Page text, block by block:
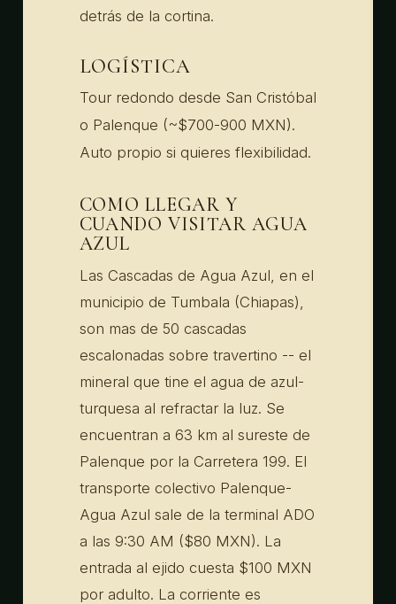
detrás de la cortina.
LOGÍSTICA
Tour redondo desde San Cristóbal
o Palenque (~$700-900 MXN).
Auto propio si quieres flexibilidad.
COMO LLEGAR Y
CUANDO VISITAR AGUA
AZUL
Las Cascadas de Agua Azul, en el
municipio de Tumbala (Chiapas),
son mas de 50 cascadas
escalonadas sobre travertino -- el
mineral que tine el agua de azul-
turquesa al refractar la luz. Se
encuentran a 63 km al sureste de
Palenque por la Carretera 199. El
transporte colectivo Palenque-
Agua Azul sale de la terminal ADO
a las 9:30 AM ($80 MXN). La
entrada al ejido cuesta $100 MXN
por adulto. La corriente es